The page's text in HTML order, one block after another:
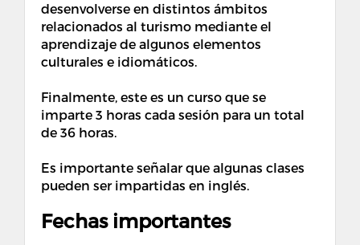
desenvolverse en distintos ámbitos
relacionados al turismo mediante el
aprendizaje de algunos elementos
culturales e idiomáticos.
Finalmente, este es un curso que se
imparte 3 horas cada sesión para un total
de 36 horas.
Es importante señalar que algunas clases
pueden ser impartidas en inglés.
Fechas importantes